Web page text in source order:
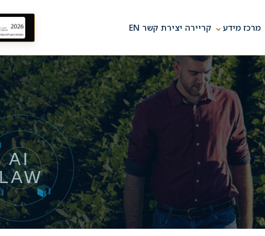
מרכז מידע⌄ קריירה יצירת קשר EN